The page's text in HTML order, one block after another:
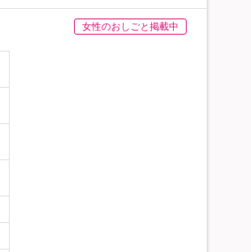
女性のおしごと掲載中